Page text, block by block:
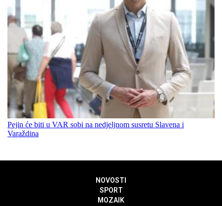
Pejin će biti u VAR sobi na nedjeljnom susretu Slavena i
Varaždina
NOVOSTI
SPORT
MOZAIK